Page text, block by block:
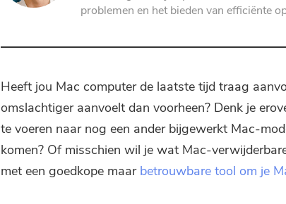
PDF-compressor
problemen en het bieden van efficiënte
Heeft jou Mac computer de laatste tijd traag
omslachtiger aanvoelt dan voorheen? Denk je
te voeren naar nog een ander bijgewerkt Mac-
komen? Of misschien wil je wat Mac-
met een goedkope maar betrouwbare tool om je